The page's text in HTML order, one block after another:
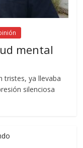
mental
tristes, ya llevaba
silenciosa